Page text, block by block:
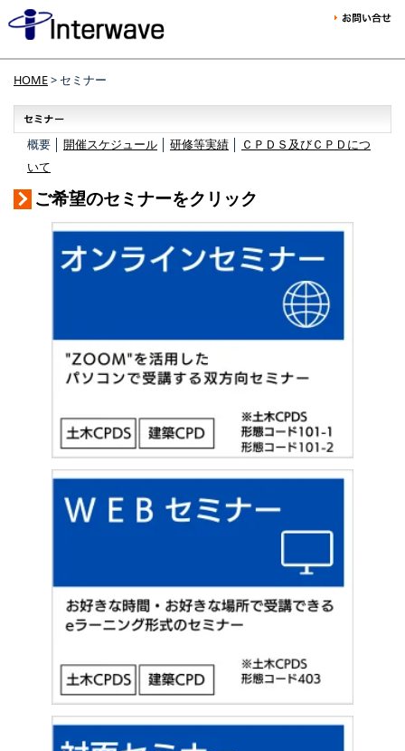
HOME> セミナー
概要 │ 開催スケジュール 研修等実績
ＣＰＤＳ及びＣＰＤにつ
いて
ご希望のセミナーをクリック